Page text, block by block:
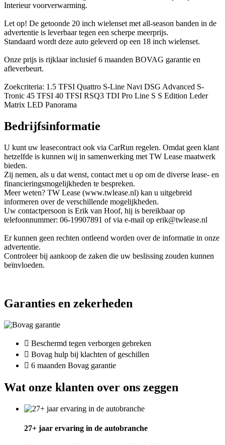
Interieur voorverwarming.
Let op! De getoonde 20 inch wielenset met all-season banden in de
advertentie is leverbaar tegen een scherpe meerprijs.
Standaard wordt deze auto geleverd op een 18 inch wielenset.
Onze prijs is rijklaar inclusief 6 maanden BOVAG garantie en
afleverbeurt.
Zoekcriteria: 1.5 TFSI Quattro S-Line Navi DSG Advanced S-
Tronic 45 TFSI 40 TFSI RSQ3 TDI Pro Line S S Edition Leder
Matrix LED Panorama
Bedrijfsinformatie
U kunt uw leasecontract ook via CarRun regelen. Omdat geen klant
hetzelfde is kunnen wij in samenwerking met TW Lease maatwerk
bieden.
Zij nemen, als u dat wenst, contact met u op om de diverse lease- en
financieringsmogelijkheden te bespreken.
Meer weten? TW Lease (www.twlease.nl) kan u uitgebreid
informeren over de verschillende mogelijkheden.
Uw contactpersoon is Erik van Hoof, hij is bereikbaar op
telefoonnummer: 06-19907891 of via e-mail op erik@twlease.nl
Er kunnen geen rechten ontleend worden over de informatie in onze
advertentie.
Controleer bij aankoop de zaken die uw beslissing zouden kunnen
beïnvloeden.
Garanties en zekerheden
Beschermd tegen verborgen gebreken
Bovag hulp bij klachten of geschillen
6 maanden Bovag garantie
Wat onze klanten over ons zeggen
27+ jaar ervaring in de autobranche